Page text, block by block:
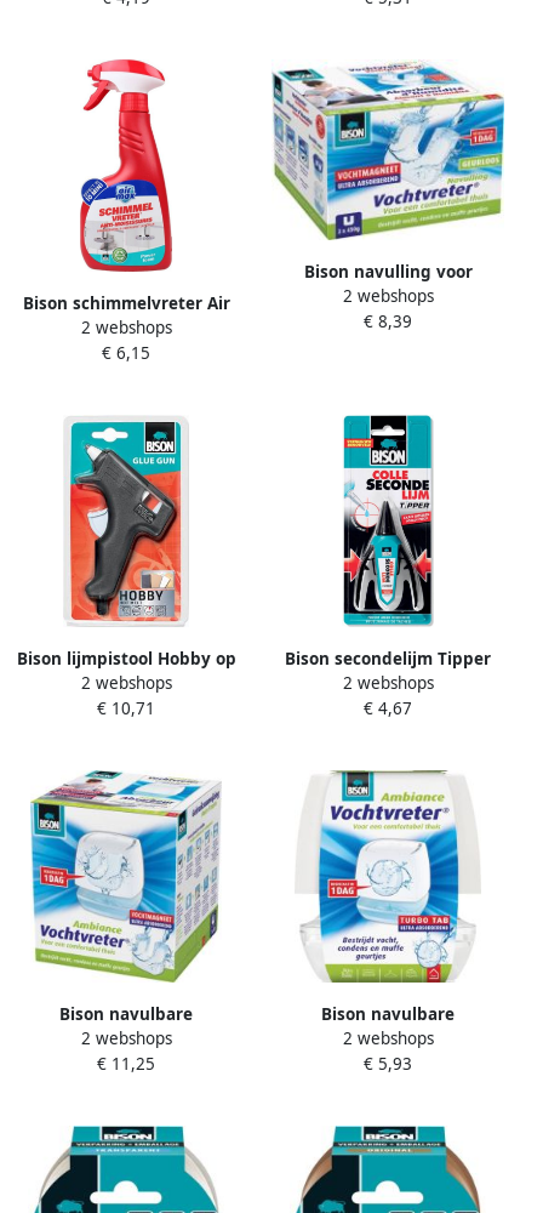
Bison schimmelvreter Air
Max flacon van 500 ml
2 webshops
€ 6,15
Bison navulling voor
ontvochtiger Ambiance
doos van 2 tabs van 450
2 webshops
€ 8,39
Bison lijmpistool Hobby op
blister
2 webshops
€ 10,71
Bison secondelijm Tipper
2 webshops
€ 4,67
Bison navulbare
ontvochtiger Ambiance
werkt met tabs van 450
2 webshops
€ 11,25
Bison navulbare
ontvochtiger Ambiance
werkt met tabs van 100
2 webshops
€ 5,93